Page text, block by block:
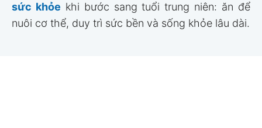
sức khỏe khi bước sang tuổi trung niên: ăn để
nuôi cơ thể, duy trì sức bền và sống khỏe lâu dài.